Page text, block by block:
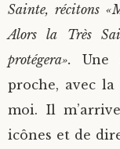
Sainte, récitons
Alors la Très
protégera». Une
proche, avec
moi. Il
icônes et de